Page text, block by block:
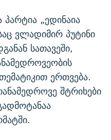
„ედინაია
ვლადიმირ პუტინი
სათავეში,
ერთვება.
შტრიხები